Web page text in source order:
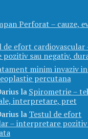
Perforat – cauze,
de efort cardiovascular
sau negativ,
minim invaziv
percutana
la Spirometrie –
interpretare, pret
la Testul de efort
– interpretare pozitiv